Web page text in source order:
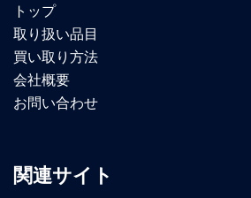
トップ
取り扱い品目
買い取り方法
会社概要
お問い合わせ
関連サイト